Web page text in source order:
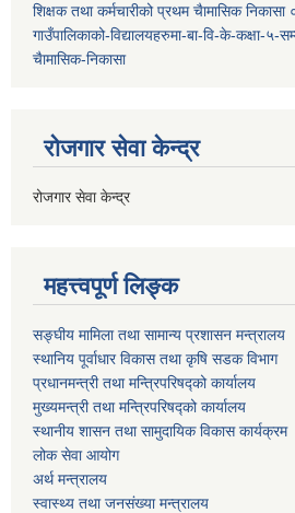
शिक्षक तथा कर्मचारीको प्रथम च‌ैामासिक
गाउँपालिकाको-विद्यालयहरुमा-बा-वि-के-कक्षा-५-
चैामासिक-निकासा
रोजगार सेवा केन्द्र
रोजगार सेवा केन्द्र
महत्त्वपूर्ण लिङ्क
सङ्घीय मामिला तथा सामान्य प्रशासन मन्त्रालय
स्थानिय पूर्वाधार विकास तथा कृषि सडक विभाग
प्रधानमन्त्री तथा मन्त्रिपरिषद्को कार्यालय
मुख्यमन्त्री तथा मन्त्रिपरिषद्को कार्यालय
स्थानीय शासन तथा सामुदायिक विकास कार्यक्रम
लोक सेवा आयोग
अर्थ मन्त्रालय
स्वास्थ्य तथा जनस‌ंख्या मन्त्रालय